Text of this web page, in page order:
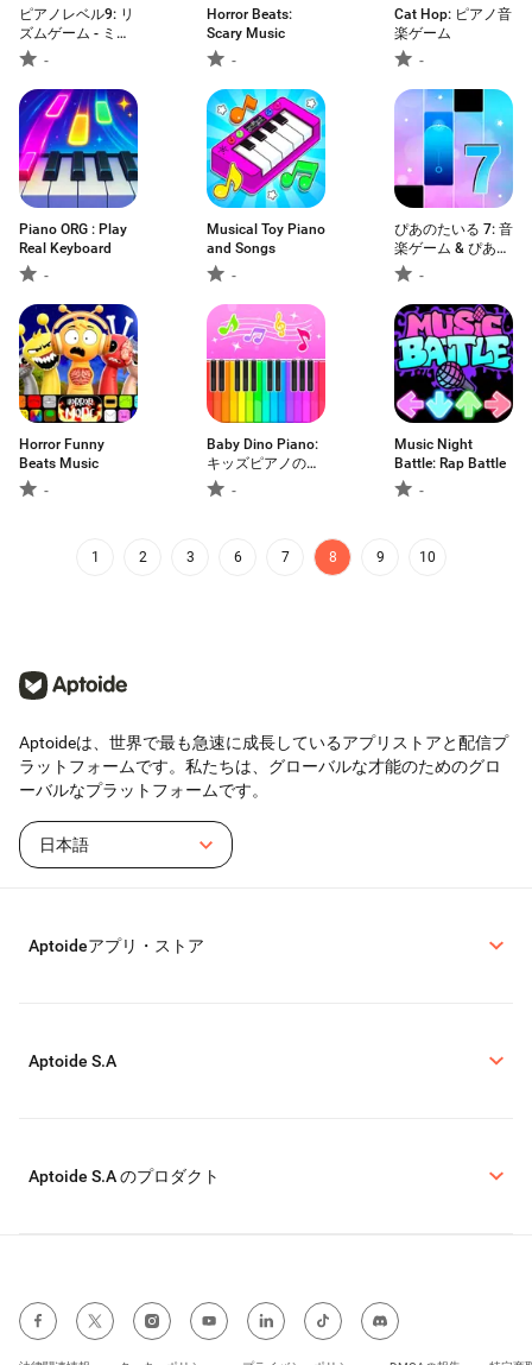
ピアノレベル9: リ
ズムゲーム - ミュ
ージックデュエル
-
Horror Beats:
Scary Music
-
Cat Hop: ピアノ音
楽ゲーム
-
Piano ORG : Play
Real Keyboard
-
Musical Toy Piano
and Songs
-
ぴあのたいる 7: 音
楽ゲーム & ぴあす
て
-
Horror Funny
Beats Music
-
Baby Dino Piano:
キッズピアノの楽
しみ -
Music Night
Battle: Rap Battle
-
1 2 3 6 7 8 9 10
Aptoideは、世界で最も急速に成長しているアプリストアと配信プ
ラットフォームです。私たちは、グローバルな才能のためのグロ
ーバルなプラットフォームです。
日本語
Aptoideアプリ・ストア
Aptoide S.A
Aptoide S.A のプロダクト